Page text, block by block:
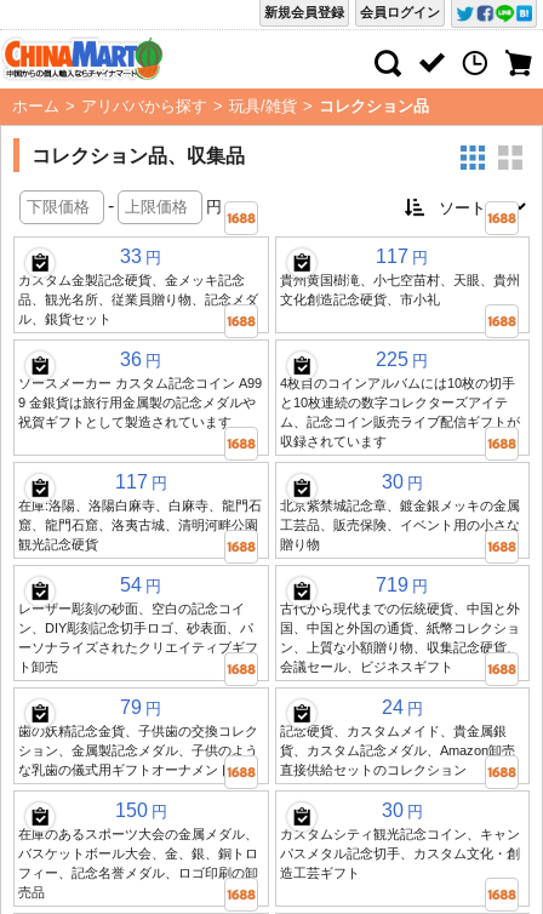
会員ログイン
新規会員登録
ホーム > アリババから探す > 玩具/雑貨 > コレクション品
コレクション品、収集品
- 円
33 円
カスタム金製記念硬貨、金メッキ記念
品、観光名所、従業員贈り物、記念メダ
ル、銀貨セット
117 円
貴州黄国樹滝、小七空苗村、天眼、貴州
文化創造記念硬貨、市小礼
36 円
ソースメーカー カスタム記念コイン A99
9 金銀貨は旅行用金属製の記念メダルや
祝賀ギフトとして製造されています
225 円
4枚目のコインアルバムには10枚の切手
と10枚連続の数字コレクターズアイテ
ム、記念コイン販売ライブ配信ギフトが
収録されています
117 円
在庫:洛陽、洛陽白麻寺、白麻寺、龍門石
窟、龍門石窟、洛夷古城、清明河畔公園
観光記念硬貨
30 円
北京紫禁城記念章、鍍金銀メッキの金属
工芸品、販売保険、イベント用の小さな
贈り物
54 円
レーザー彫刻の砂面、空白の記念コイ
ン、DIY彫刻記念切手ロゴ、砂表面、パ
ーソナライズされたクリエイティブギフ
ト卸売
719 円
古代から現代までの伝統硬貨、中国と外
国、中国と外国の通貨、紙幣コレクショ
ン、上質な小額贈り物、収集記念硬貨、
会議セール、ビジネスギフト
79 円
歯の妖精記念金貨、子供歯の交換コレク
ション、金属製記念メダル、子供のよう
な乳歯の儀式用ギフトオーナメント
24 円
記念硬貨、カスタムメイド、貴金属銀
貨、カスタム記念メダル、Amazon卸売
直接供給セットのコレクション
150 円
在庫のあるスポーツ大会の金属メダル、
バスケットボール大会、金、銀、銅トロ
フィー、記念名誉メダル、ロゴ印刷の卸
売品
30 円
カスタムシティ観光記念コイン、キャン
パスメタル記念切手、カスタム文化・創
造工芸ギフト